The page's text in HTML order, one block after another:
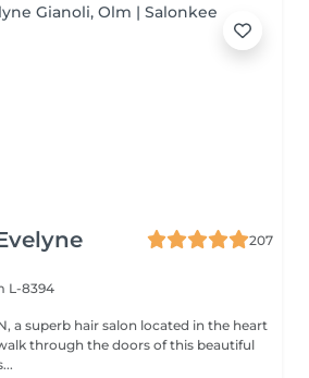
207
L-8394
a superb hair salon located in the heart